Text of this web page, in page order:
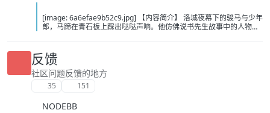
[image: 6a6efae9b52c9.jpg] 【内容简介】 洛城夜幕下的骏马与少年
郎，马蹄在青石板上踩出哒哒声响。他仿佛说书先生故事中的人物，
的故事，待我慢慢说。 【下载地址】 百度：
https://pan.baidu.com/s/1itOGh3KBKMv6JfIHYQxwpQ?pwd=bcd2
夸克：https://pan.quark.cn/s/8375dbc46783?pwd=Tibp 移动：
https://yun.139.com/shareweb/#/w/i/2wFGUZhZz7Fr1
反馈
社区问题反馈的地方
35 151
NODEBB